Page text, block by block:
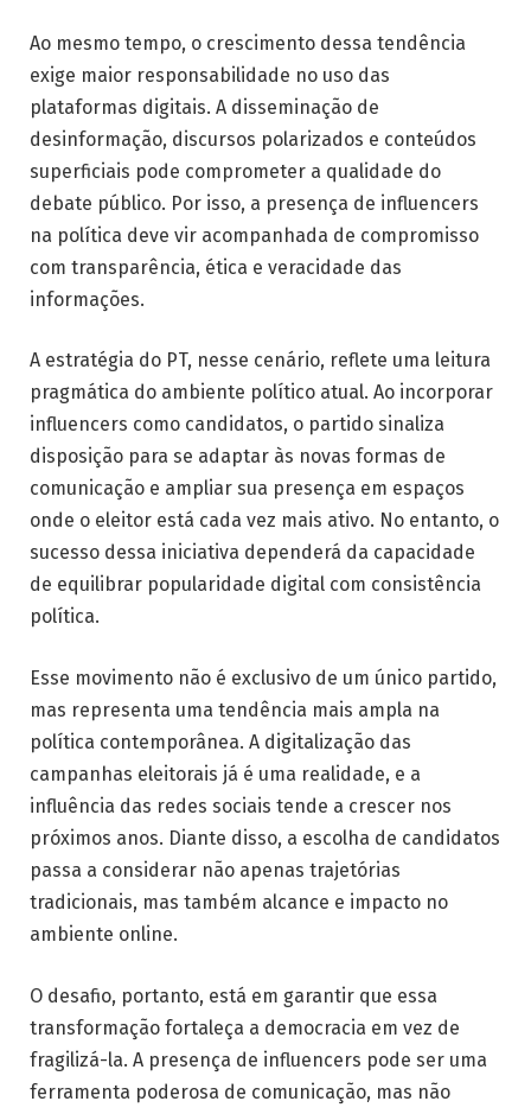
Ao mesmo tempo, o crescimento dessa tendência
exige maior responsabilidade no uso das
plataformas digitais. A disseminação de
desinformação, discursos polarizados e conteúdos
superficiais pode comprometer a qualidade do
debate público. Por isso, a presença de influencers
na política deve vir acompanhada de compromisso
com transparência, ética e veracidade das
informações.
A estratégia do PT, nesse cenário, reflete uma leitura
pragmática do ambiente político atual. Ao incorporar
influencers como candidatos, o partido sinaliza
disposição para se adaptar às novas formas de
comunicação e ampliar sua presença em espaços
onde o eleitor está cada vez mais ativo. No entanto, o
sucesso dessa iniciativa dependerá da capacidade
de equilibrar popularidade digital com consistência
política.
Esse movimento não é exclusivo de um único partido,
mas representa uma tendência mais ampla na
política contemporânea. A digitalização das
campanhas eleitorais já é uma realidade, e a
influência das redes sociais tende a crescer nos
próximos anos. Diante disso, a escolha de candidatos
passa a considerar não apenas trajetórias
tradicionais, mas também alcance e impacto no
ambiente online.
O desafio, portanto, está em garantir que essa
transformação fortaleça a democracia em vez de
fragilizá-la. A presença de influencers pode ser uma
ferramenta poderosa de comunicação, mas não